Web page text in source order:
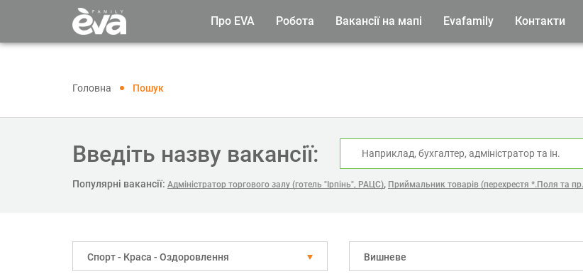
Про EVA Робота Вакансії на мапі Evafamily Контакти
Головна Пошук
Введіть назву вакансії:
Популярні вакансії: Адміністратор торгового залу (готель "Ірпінь", РАЦС), Приймальник товарів (перехрестя *.Поля та
Спорт - Краса - Оздоровлення Вишневе